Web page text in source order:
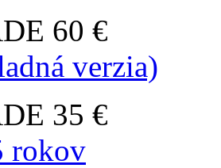
60 €
verzia)
35 €
rokov